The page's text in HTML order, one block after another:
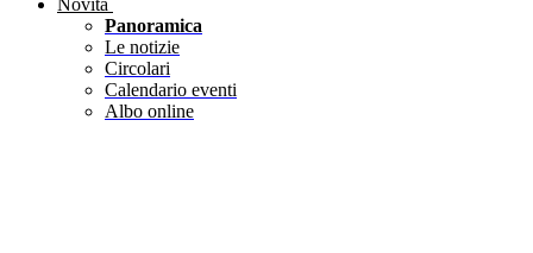
Novità
Panoramica
Le notizie
Circolari
Calendario eventi
Albo online